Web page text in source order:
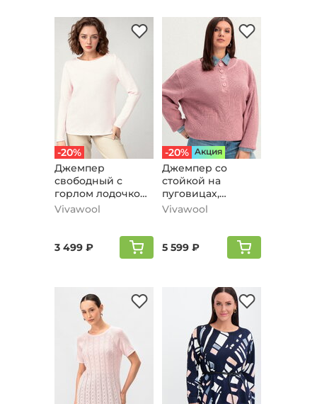
-20%
Джемпер
свободный с
горлом лодочкой,
светло-розовый
Vivawool
3 499 ₽
-20% Aкция
Джемпер со
стойкой на
пуговицах,
розовый
Vivawool
5 599 ₽